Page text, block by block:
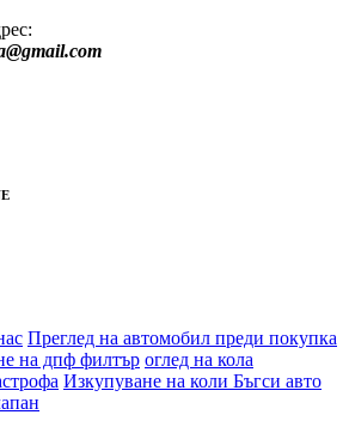
Преглед на автомобил преди покупка
на дпф филтър оглед на кола
Изкупуване на коли Бъгси авто